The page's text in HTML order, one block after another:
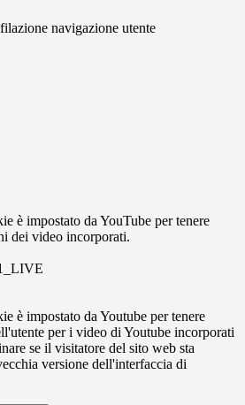
navigazione utente
è impostato da YouTube per tenere
dei video incorporati.
è impostato da Youtube per tenere
per i video di Youtube incorporati
se il visitatore del sito web sta
versione dell'interfaccia di